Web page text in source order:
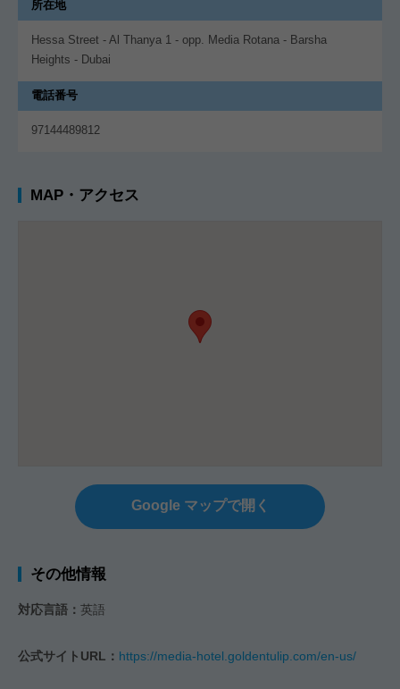
所在地
Hessa Street - Al Thanya 1 - opp. Media Rotana - Barsha
Heights - Dubai
電話番号
97144489812
MAP・アクセス
Google マップで開く
その他情報
対応言語： 英語
公式サイトURL： https://media-hotel.goldentulip.com/en-us/